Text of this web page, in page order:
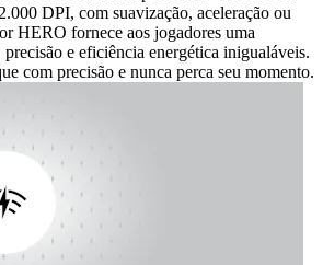
DPI, com suavização, aceleração ou
HERO fornece aos jogadores uma
e eficiência energética inigualáveis.
com precisão e nunca perca seu momento.